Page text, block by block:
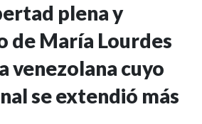
plena y
de María Lourdes
venezolana cuyo
se extendió más